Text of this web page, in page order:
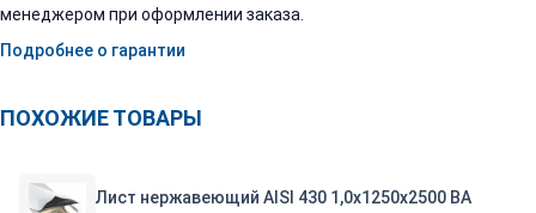
менеджером при оформлении заказа.
Подробнее о гарантии
ПОХОЖИЕ ТОВАРЫ
Лист нержавеющий AISI 430 1,0х1250х2500 ВА